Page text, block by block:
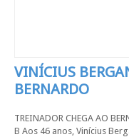
VINÍCIUS
BERNARDO
TREINADOR CHEGA AO
B Aos 46 anos, Vinícius